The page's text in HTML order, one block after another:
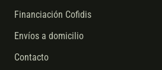
Financiación Cofidis
Envíos a domicilio
Contacto